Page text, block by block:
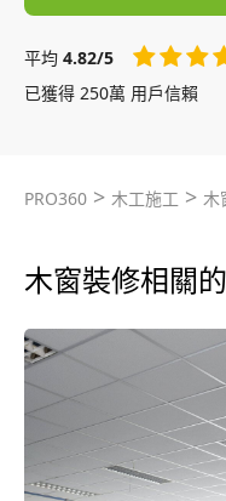
平均 4.82/5
已獲得 250萬 用戶信賴
PRO360 > 木工施工 > 木
木窗裝修相關